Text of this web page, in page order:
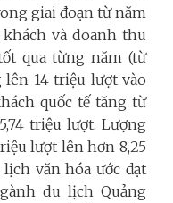
giai đoạn từ năm
và doanh thu
qua từng năm (từ
lên 14 triệu lượt vào
quốc tế tăng từ
triệu lượt. Lượng
lượt lên hơn 8,25
văn hóa ước đạt
du lịch Quảng